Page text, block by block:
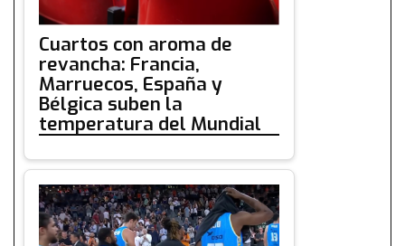
Cuartos con aroma de
revancha: Francia,
Marruecos, España y
Bélgica suben la
temperatura del Mundial